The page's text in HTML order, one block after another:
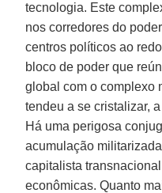
tecnologia. Este
nos corredores do
centros políticos ao
bloco de poder que
global com o complexo
tendeu a se cristalizar,
Há uma perigosa
acumulação
capitalista
econômicas. Quanto